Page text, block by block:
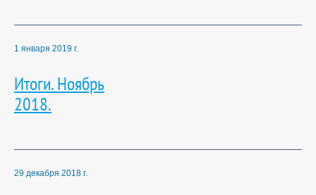
1 января 2019 г.
Итоги. Ноябрь
2018.
29 декабря 2018 г.